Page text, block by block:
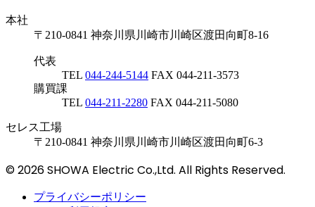
本社
〒210-0841 神奈川県川崎市川崎区渡田向町8-16
代表
TEL 044-244-5144 FAX 044-211-3573
購買課
TEL 044-211-2280 FAX 044-211-5080
セレス工場
〒210-0841 神奈川県川崎市川崎区渡田向町6-3
© 2026 SHOWA Electric Co.,Ltd. All Rights Reserved.
プライバシーポリシー